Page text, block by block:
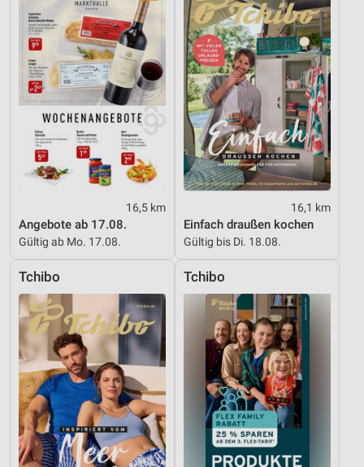
16,5 km
Angebote ab 17.08.
Gültig ab Mo. 17.08.
16,1 km
Einfach draußen kochen
Gültig bis Di. 18.08.
Tchibo Tchibo
Funktional
Werbung